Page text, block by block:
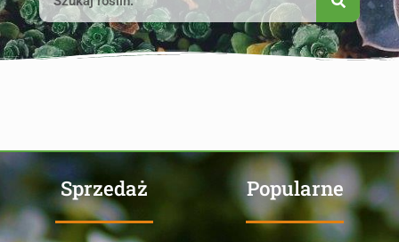
Sprzedaż Popularne